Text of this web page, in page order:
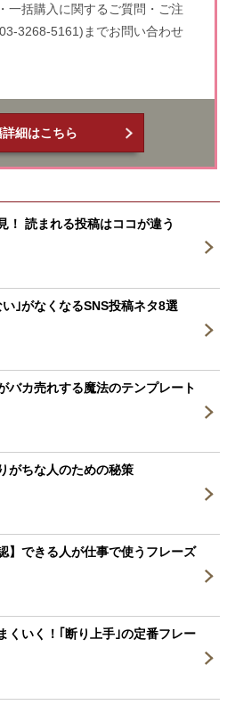
一括購入に関するご質問・ご注
3268-5161)までお問い合わせ
細はこちら
！ 読まれる投稿はココが違う
い｣がなくなるSNS投稿ネタ8選
バカ売れする魔法のテンプレート
がちな人のための秘策
】できる人が仕事で使うフレーズ
くいく！｢断り上手｣の定番フレー